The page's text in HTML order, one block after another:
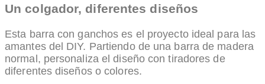
Un colgador, diferentes diseños
Esta barra con ganchos es el proyecto ideal para las
amantes del DIY. Partiendo de una barra de madera
normal, personaliza el diseño con tiradores de
diferentes diseños o colores.